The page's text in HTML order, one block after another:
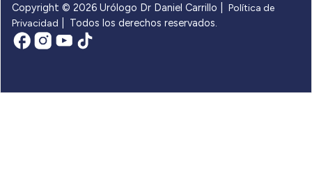
Copyright © 2026 Urólogo Dr Daniel Carrillo | Política de
Privacidad | Todos los derechos reservados.